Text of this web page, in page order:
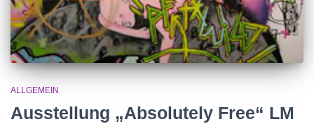
ALLGEMEIN
Ausstellung „Absolutely Free“ LM